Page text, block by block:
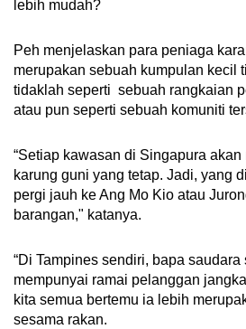
lebih mudah?
Peh menjelaskan para peniaga
merupakan sebuah kumpulan kecil
tidaklah seperti sebuah rangkaian
atau pun seperti sebuah komuniti
“Setiap kawasan di Singapura
karung guni yang tetap. Jadi, yang
pergi jauh ke Ang Mo Kio atau
barangan," katanya.
“Di Tampines sendiri, bapa
mempunyai ramai pelanggan
kita semua bertemu ia lebih
sesama rakan.